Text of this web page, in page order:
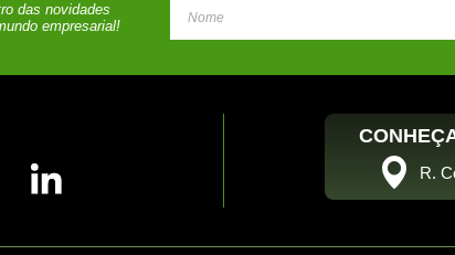
das novidades
empresarial!
R.